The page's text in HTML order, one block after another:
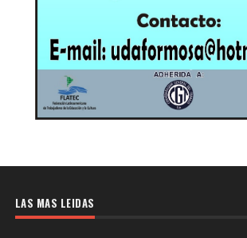
LAS MAS LEIDAS